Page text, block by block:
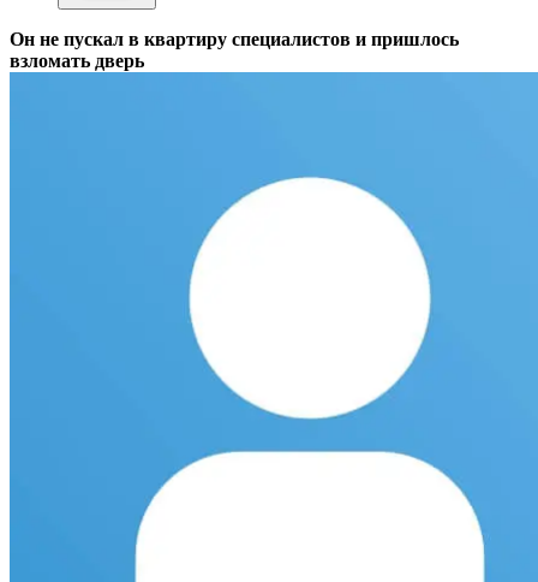
Он не пускал в квартиру специалистов и пришлось
взломать дверь